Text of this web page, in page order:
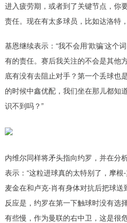
进入疲劳期，或者到了关键节点，你
责任。现在有太多球员，比如达洛特
基恩继续表示：“我不会用‘欺骗’这个
有的责任。赛后我关注的不会是其他
底有没有去阻止对手？第一个丢球也
的时候中鑫优配，我们坐在那儿都知
识不到吗？”
内维尔同样将矛头指向约罗，并在分
表示：“这粒进球真的太特别了，摩根
麦金在和卢克-肖有身体对抗后把球
反应是，约罗在第一下触球时没有选
有些慢，作为曼联的右中卫，这是很